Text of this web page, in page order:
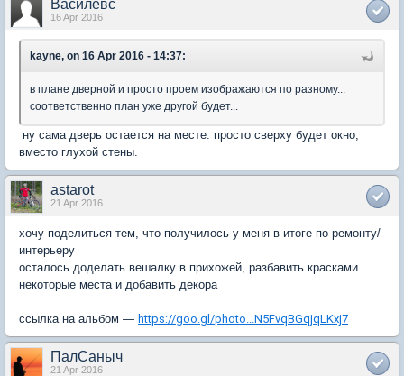
Василевс
16 Apr 2016
kayne, on 16 Apr 2016 - 14:37:
в плане дверной и просто проем изображаются по разному...
соответственно план уже другой будет...
ну сама дверь остается на месте. просто сверху будет окно,
вместо глухой стены.
astarot
21 Apr 2016
хочу поделиться тем, что получилось у меня в итоге по ремонту/
интерьеру
осталось доделать вешалку в прихожей, разбавить красками
некоторые места и добавить декора
ссылка на альбом — https://goo.gl/photo...N5FvqBGqjqLKxj7
ПалСаныч
21 Apr 2016